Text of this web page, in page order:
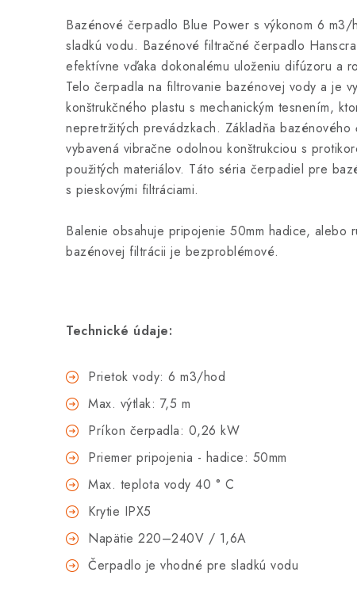
Bazénové čerpadlo Blue Power s výkonom 6
sladkú vodu. Bazénové filtračné čerpadlo
efektívne vďaka dokonalému uloženiu difúzoru a
Telo čerpadla na filtrovanie bazénovej vody a je
konštrukčného plastu s mechanickým tesnením,
nepretržitých prevádzkach. Základňa
vybavená vibračne odolnou konštrukciou s
použitých materiálov. Táto séria čerpadiel pre
s pieskovými filtráciami.
Balenie obsahuje pripojenie 50mm hadice, alebo
bazénovej filtrácii je bezproblémové.
Technické údaje:
Prietok vody: 6 m3/hod
Max. výtlak: 7,5 m
Príkon čerpadla: 0,26 kW
Priemer pripojenia - hadice: 50mm
Max. teplota vody 40 ° C
Krytie IPX5
Napätie 220–240V / 1,6A
Čerpadlo je vhodné pre sladkú vodu